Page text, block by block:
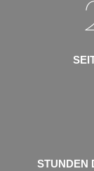
STUNDEN